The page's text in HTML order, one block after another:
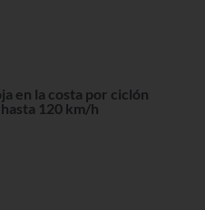
en la costa por ciclón
120 km/h